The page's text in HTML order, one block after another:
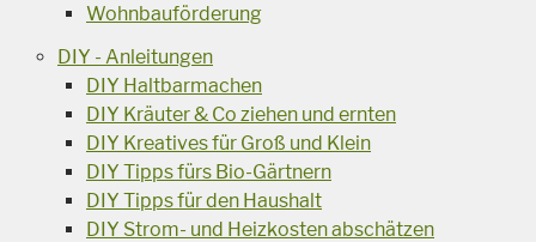
Wohnbauförderung
DIY - Anleitungen
DIY Haltbarmachen
DIY Kräuter & Co ziehen und ernten
DIY Kreatives für Groß und Klein
DIY Tipps fürs Bio-Gärtnern
DIY Tipps für den Haushalt
DIY Strom- und Heizkosten abschätzen